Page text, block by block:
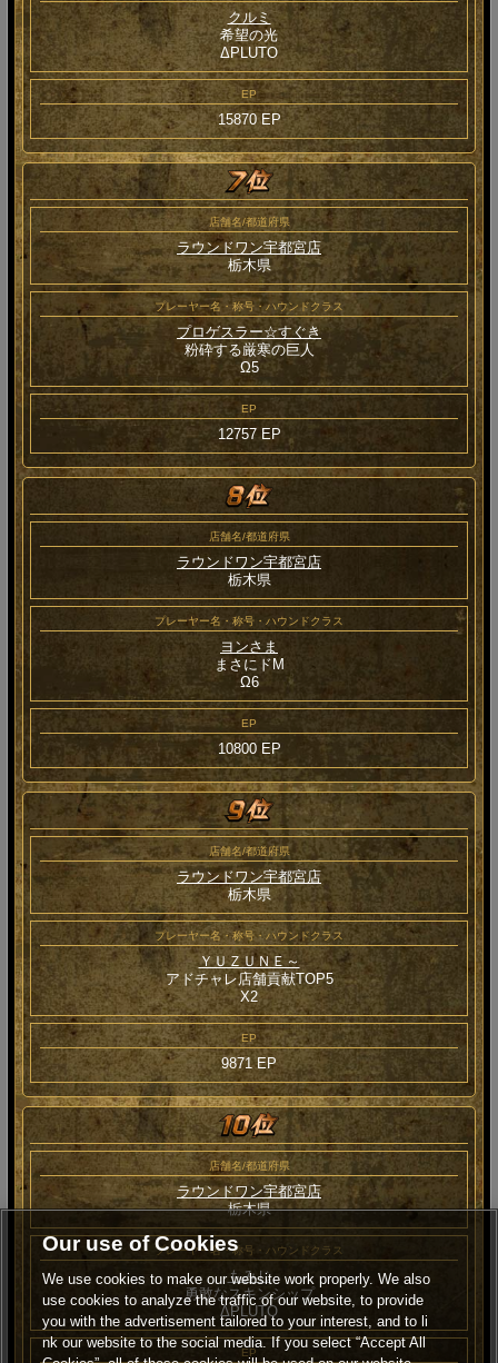
クルミ
希望の光
ΔPLUTO
EP
15870 EP
店舗名/都道府県
ラウンドワン宇都宮店
栃木県
プレーヤー名・称号・ハウンドクラス
プロゲスラー☆すぐき
粉砕する厳寒の巨人
Ω5
EP
12757 EP
店舗名/都道府県
ラウンドワン宇都宮店
栃木県
プレーヤー名・称号・ハウンドクラス
ヨンさま
まさにドM
Ω6
EP
10800 EP
店舗名/都道府県
ラウンドワン宇都宮店
栃木県
プレーヤー名・称号・ハウンドクラス
ＹＵＺＵＮＥ～
アドチャレ店舗貢献TOP5
Χ2
EP
9871 EP
店舗名/都道府県
ラウンドワン宇都宮店
栃木県
プレーヤー名・称号・ハウンドクラス
もみじ
勇敢なスキンシップ
ΔPLUTO
EP
Our use of Cookies
We use cookies to make our website work properly. We also
use cookies to analyze the traffic of our website, to provide
you with the advertisement tailored to your interest, and to li
nk our website to the social media. If you select “Accept All